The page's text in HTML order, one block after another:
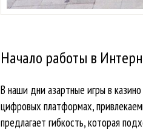
Начало работы в
В наши дни азартные игры в
цифровых платформах,
предлагает гибкость, которая